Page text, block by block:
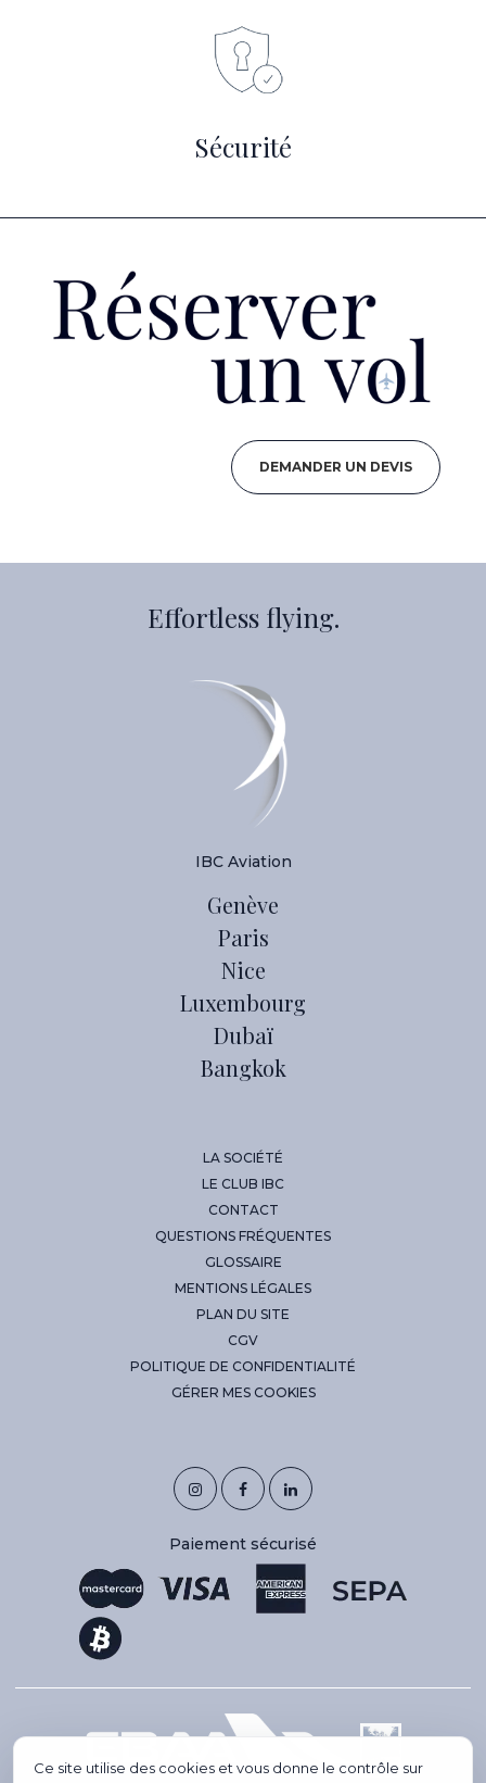
Sécurité
DEMANDER UN DEVIS
Effortless flying.
IBC Aviation
Genève
Paris
Nice
Luxembourg
Dubaï
Bangkok
LA SOCIÉTÉ
LE CLUB IBC
CONTACT
QUESTIONS FRÉQUENTES
GLOSSAIRE
MENTIONS LÉGALES
PLAN DU SITE
CGV
POLITIQUE DE CONFIDENTIALITÉ
GÉRER MES COOKIES
Paiement sécurisé
Ce site utilise des cookies et vous donne le contrôle sur